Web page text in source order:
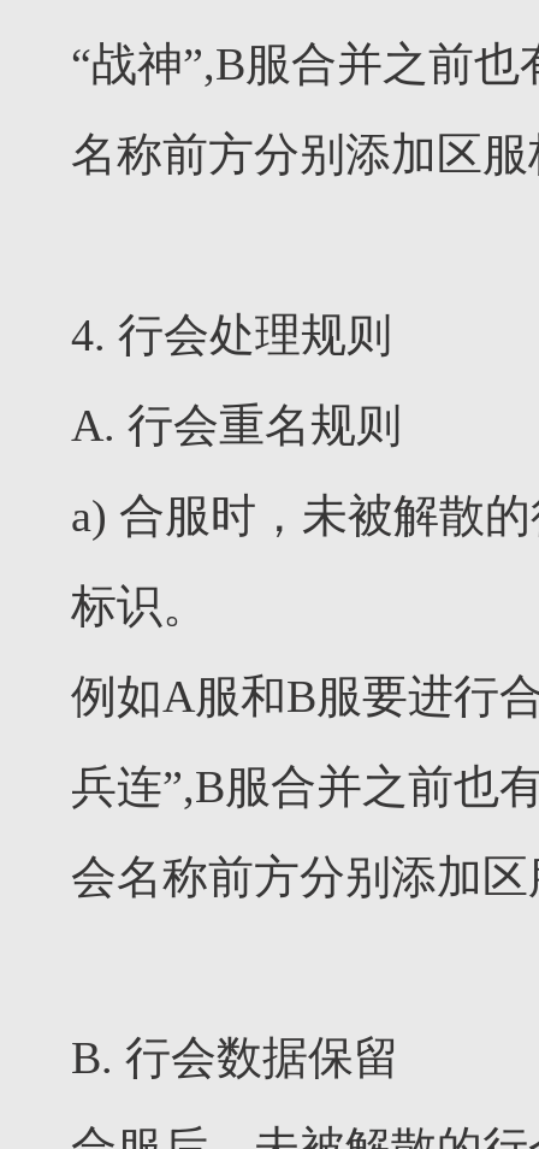
“战神”,B服合并之前
名称前方分别添加区服
4. 行会处理规则
A. 行会重名规则
a) 合服时，未被解散
标识。
例如A服和B服要进行
兵连”,B服合并之前也
会名称前方分别添加区
B. 行会数据保留